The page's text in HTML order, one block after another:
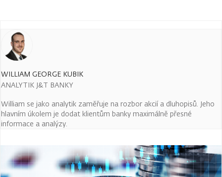
WILLIAM GEORGE KUBIK
ANALYTIK J&T BANKY
William se jako analytik zaměřuje na rozbor akcií a dluhopisů. Jeho
hlavním úkolem je dodat klientům banky maximálně přesné
informace a analýzy.